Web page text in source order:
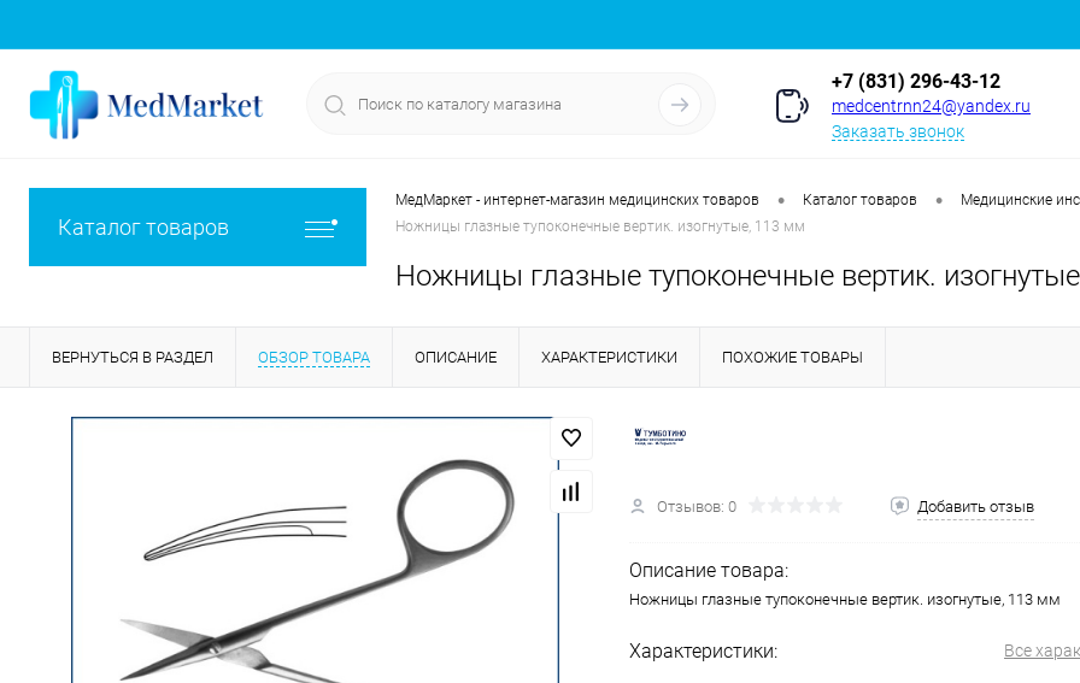
+7 (831) 296-43-12
medcentrnn24@yandex.ru
Заказать звонок
Каталог товаров
МедМаркет - интернет-магазин медицинских товаров • Каталог товаров •
Медицинские
Ножницы глазные тупоконечные вертик. изогнутые, 113 мм
Ножницы глазные тупоконечные вертик.
ВЕРНУТЬСЯ В РАЗДЕЛ ОБЗОР ТОВАРА ОПИСАНИЕ ХАРАКТЕРИСТИКИ ПОХОЖИЕ ТОВАРЫ
Отзывов: 0 Добавить отзыв
Описание товара:
Ножницы глазные тупоконечные вертик. изогнутые, 113 мм
Характеристики: Все